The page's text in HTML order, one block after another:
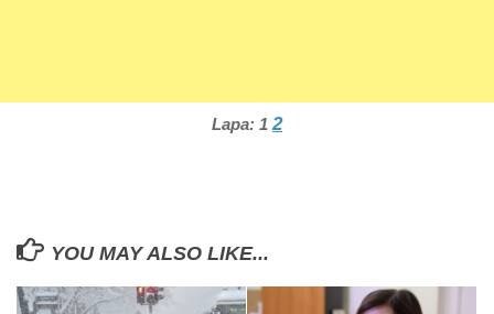
Lapa: 1 2
YOU MAY ALSO LIKE...